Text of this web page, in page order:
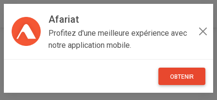
Afariat
Profitez d'une meilleure expérience avec
notre application mobile.
OBTENIR
Accueil Véhicules Cap bon - Sahel
Masque multi-usages 3-en-1 Coco & Macadamia